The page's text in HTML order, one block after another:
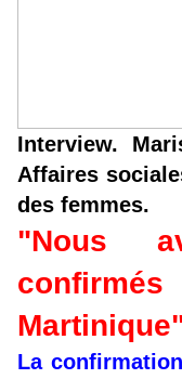
Interview.
Affaires
des femmes.
"Nous
La